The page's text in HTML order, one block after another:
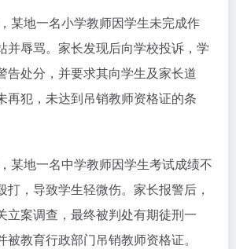
某地一名小学教师因学生未完成作
并辱骂。家长发现后向学校投诉，学
告处分，并要求其向学生及家长道
再犯，未达到吊销教师资格证的条
某地一名中学教师因学生考试成绩不
打，导致学生轻微伤。家长报警后，
立案调查，最终被判处有期徒刑一
教育行政部门吊销教师资格证。